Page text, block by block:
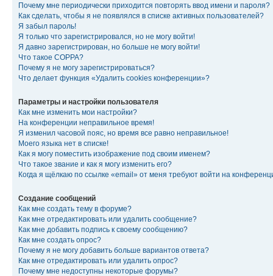
Почему мне периодически приходится повторять ввод имени и пароля?
Как сделать, чтобы я не появлялся в списке активных пользователей?
Я забыл пароль!
Я только что зарегистрировался, но не могу войти!
Я давно зарегистрирован, но больше не могу войти!
Что такое COPPA?
Почему я не могу зарегистрироваться?
Что делает функция «Удалить cookies конференции»?
Параметры и настройки пользователя
Как мне изменить мои настройки?
На конференции неправильное время!
Я изменил часовой пояс, но время все равно неправильное!
Моего языка нет в списке!
Как я могу поместить изображение под своим именем?
Что такое звание и как я могу изменить его?
Когда я щёлкаю по ссылке «email» от меня требуют войти на
Создание сообщений
Как мне создать тему в форуме?
Как мне отредактировать или удалить сообщение?
Как мне добавить подпись к своему сообщению?
Как мне создать опрос?
Почему я не могу добавить больше вариантов ответа?
Как мне отредактировать или удалить опрос?
Почему мне недоступны некоторые форумы?